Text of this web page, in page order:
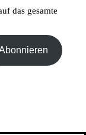
das gesamte